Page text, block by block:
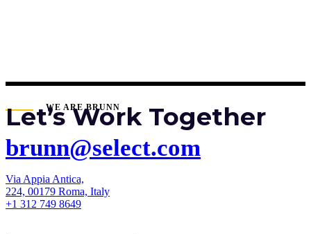
WE ARE BRUNN
Let’s Work Together
brunn@select.com
Via Appia Antica,
224, 00179 Roma, Italy
+1 312 749 8649